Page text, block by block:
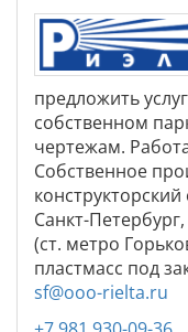
предложить
собственном
чертежам.
Собственное
Санкт-
(ст. метро
пластмасс под
sf@ooo-rielta.ru